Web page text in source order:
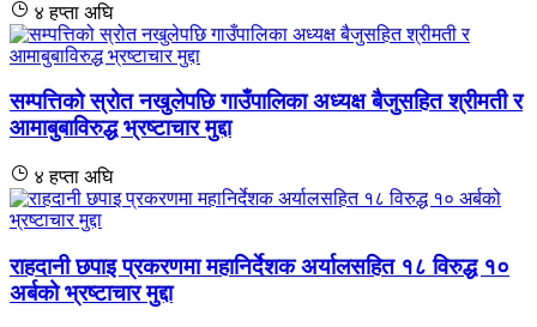
४ हप्ता अघि
सम्पत्तिको स्रोत नखुलेपछि गाउँपालिका अध्यक्ष बैजुसहित श्रीमती र
आमाबुबाविरुद्ध भ्रष्टाचार मुद्दा
४ हप्ता अघि
राहदानी छपाइ प्रकरणमा महानिर्देशक अर्यालसहित १८ विरुद्ध १०
अर्बको भ्रष्टाचार मुद्दा